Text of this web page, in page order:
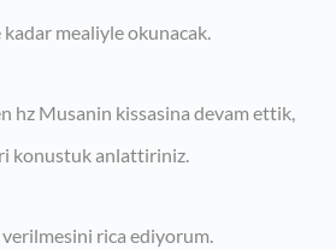
kadar mealiyle okunacak.
hz Musanin kissasina devam ettik,
konustuk anlattiriniz.
rica ediyorum.